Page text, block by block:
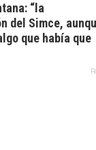
“la
del Simce,
que había que